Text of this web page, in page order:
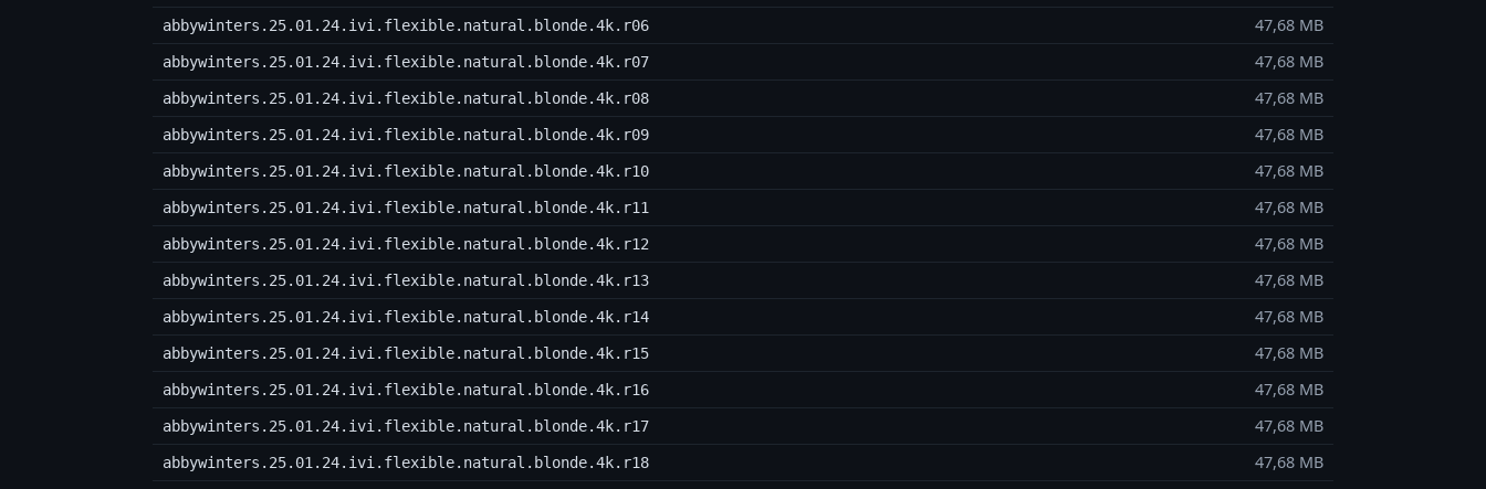
abbywinters.25.01.24.ivi.flexible.natural.blonde.4k.r06 47,68 MB
abbywinters.25.01.24.ivi.flexible.natural.blonde.4k.r07 47,68 MB
abbywinters.25.01.24.ivi.flexible.natural.blonde.4k.r08 47,68 MB
abbywinters.25.01.24.ivi.flexible.natural.blonde.4k.r09 47,68 MB
abbywinters.25.01.24.ivi.flexible.natural.blonde.4k.r10 47,68 MB
abbywinters.25.01.24.ivi.flexible.natural.blonde.4k.r11 47,68 MB
abbywinters.25.01.24.ivi.flexible.natural.blonde.4k.r12 47,68 MB
abbywinters.25.01.24.ivi.flexible.natural.blonde.4k.r13 47,68 MB
abbywinters.25.01.24.ivi.flexible.natural.blonde.4k.r14 47,68 MB
abbywinters.25.01.24.ivi.flexible.natural.blonde.4k.r15 47,68 MB
abbywinters.25.01.24.ivi.flexible.natural.blonde.4k.r16 47,68 MB
abbywinters.25.01.24.ivi.flexible.natural.blonde.4k.r17 47,68 MB
abbywinters.25.01.24.ivi.flexible.natural.blonde.4k.r18 47,68 MB